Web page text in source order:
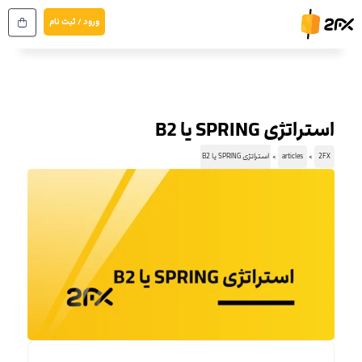
به
ورود / ثبت نام
استراتژی SPRING یا B2
2FX
articles استراتژی SPRING یا B2